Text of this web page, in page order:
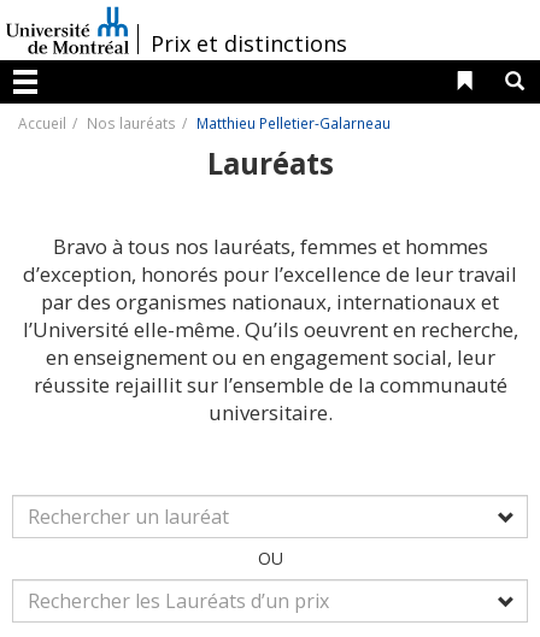
au
contenu
/Prix et distinctions
Menu
Liens
Accueil Nos lauréats Matthieu Pelletier-Galarneau
Lauréats
Bravo à tous nos lauréats, femmes et hommes
d’exception, honorés pour l’excellence de leur travail
par des organismes nationaux, internationaux et
l’Université elle-même. Qu’ils oeuvrent en recherche,
en enseignement ou en engagement social, leur
réussite rejaillit sur l’ensemble de la communauté
universitaire.
OU